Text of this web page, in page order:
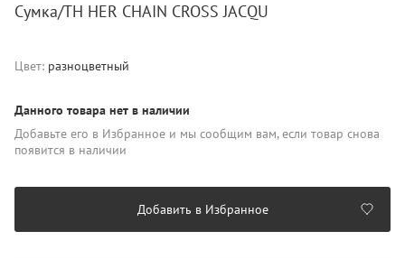
Сумка/TH HER CHAIN CROSS JACQU
Цвет: разноцветный
Данного товара нет в наличии
Добавьте его в Избранное и мы сообщим вам, если товар снова
появится в наличии
Добавить в Избранное